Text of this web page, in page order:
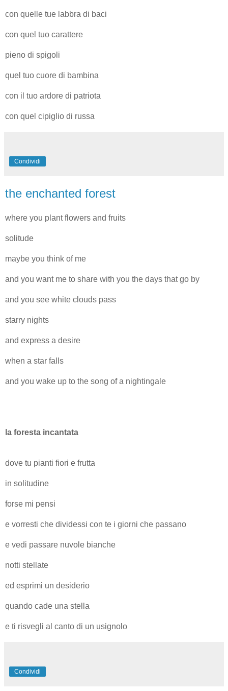
con quelle tue labbra di baci
con quel tuo carattere
pieno di spigoli
quel tuo cuore di bambina
con il tuo ardore di patriota
con quel cipiglio di russa
Condividi
the enchanted forest
where you plant flowers and fruits
solitude
maybe you think of me
and you want me to share with you the days that go by
and you see white clouds pass
starry nights
and express a desire
when a star falls
and you wake up to the song of a nightingale
la foresta incantata
dove tu pianti fiori e frutta
in solitudine
forse mi pensi
e vorresti che dividessi con te i giorni che passano
e vedi passare nuvole bianche
notti stellate
ed esprimi un desiderio
quando cade una stella
e ti risvegli al canto di un usignolo
Condividi